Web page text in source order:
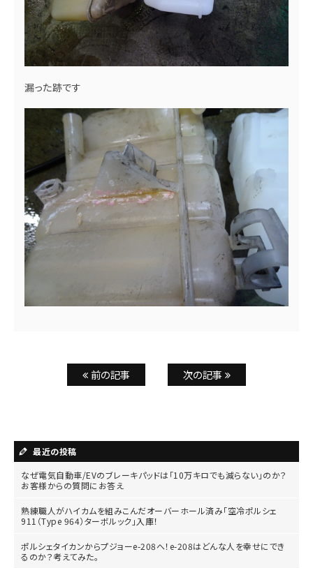
漏った跡です
前の記事 次の記事
最近の投稿
なぜ電気自動車/EVのブレーキパッドは「10万キロでも減らない」のか？
お客様からの質問にお答え
熟練職人がハイカムを組みこんだオーバーホール済み「空冷ポルシェ
911（Type 964）ターボルック」入庫！
ポルシェタイカンからプジョーe-208へ！e-208はどんな人を幸せにでき
るのか？考えてみた。